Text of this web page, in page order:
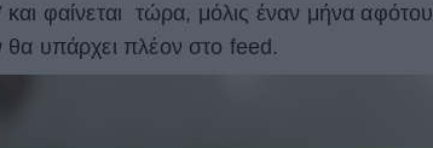
φαίνεται τώρα, μόλις έναν μήνα αφότου
υπάρχει πλέον στο feed.